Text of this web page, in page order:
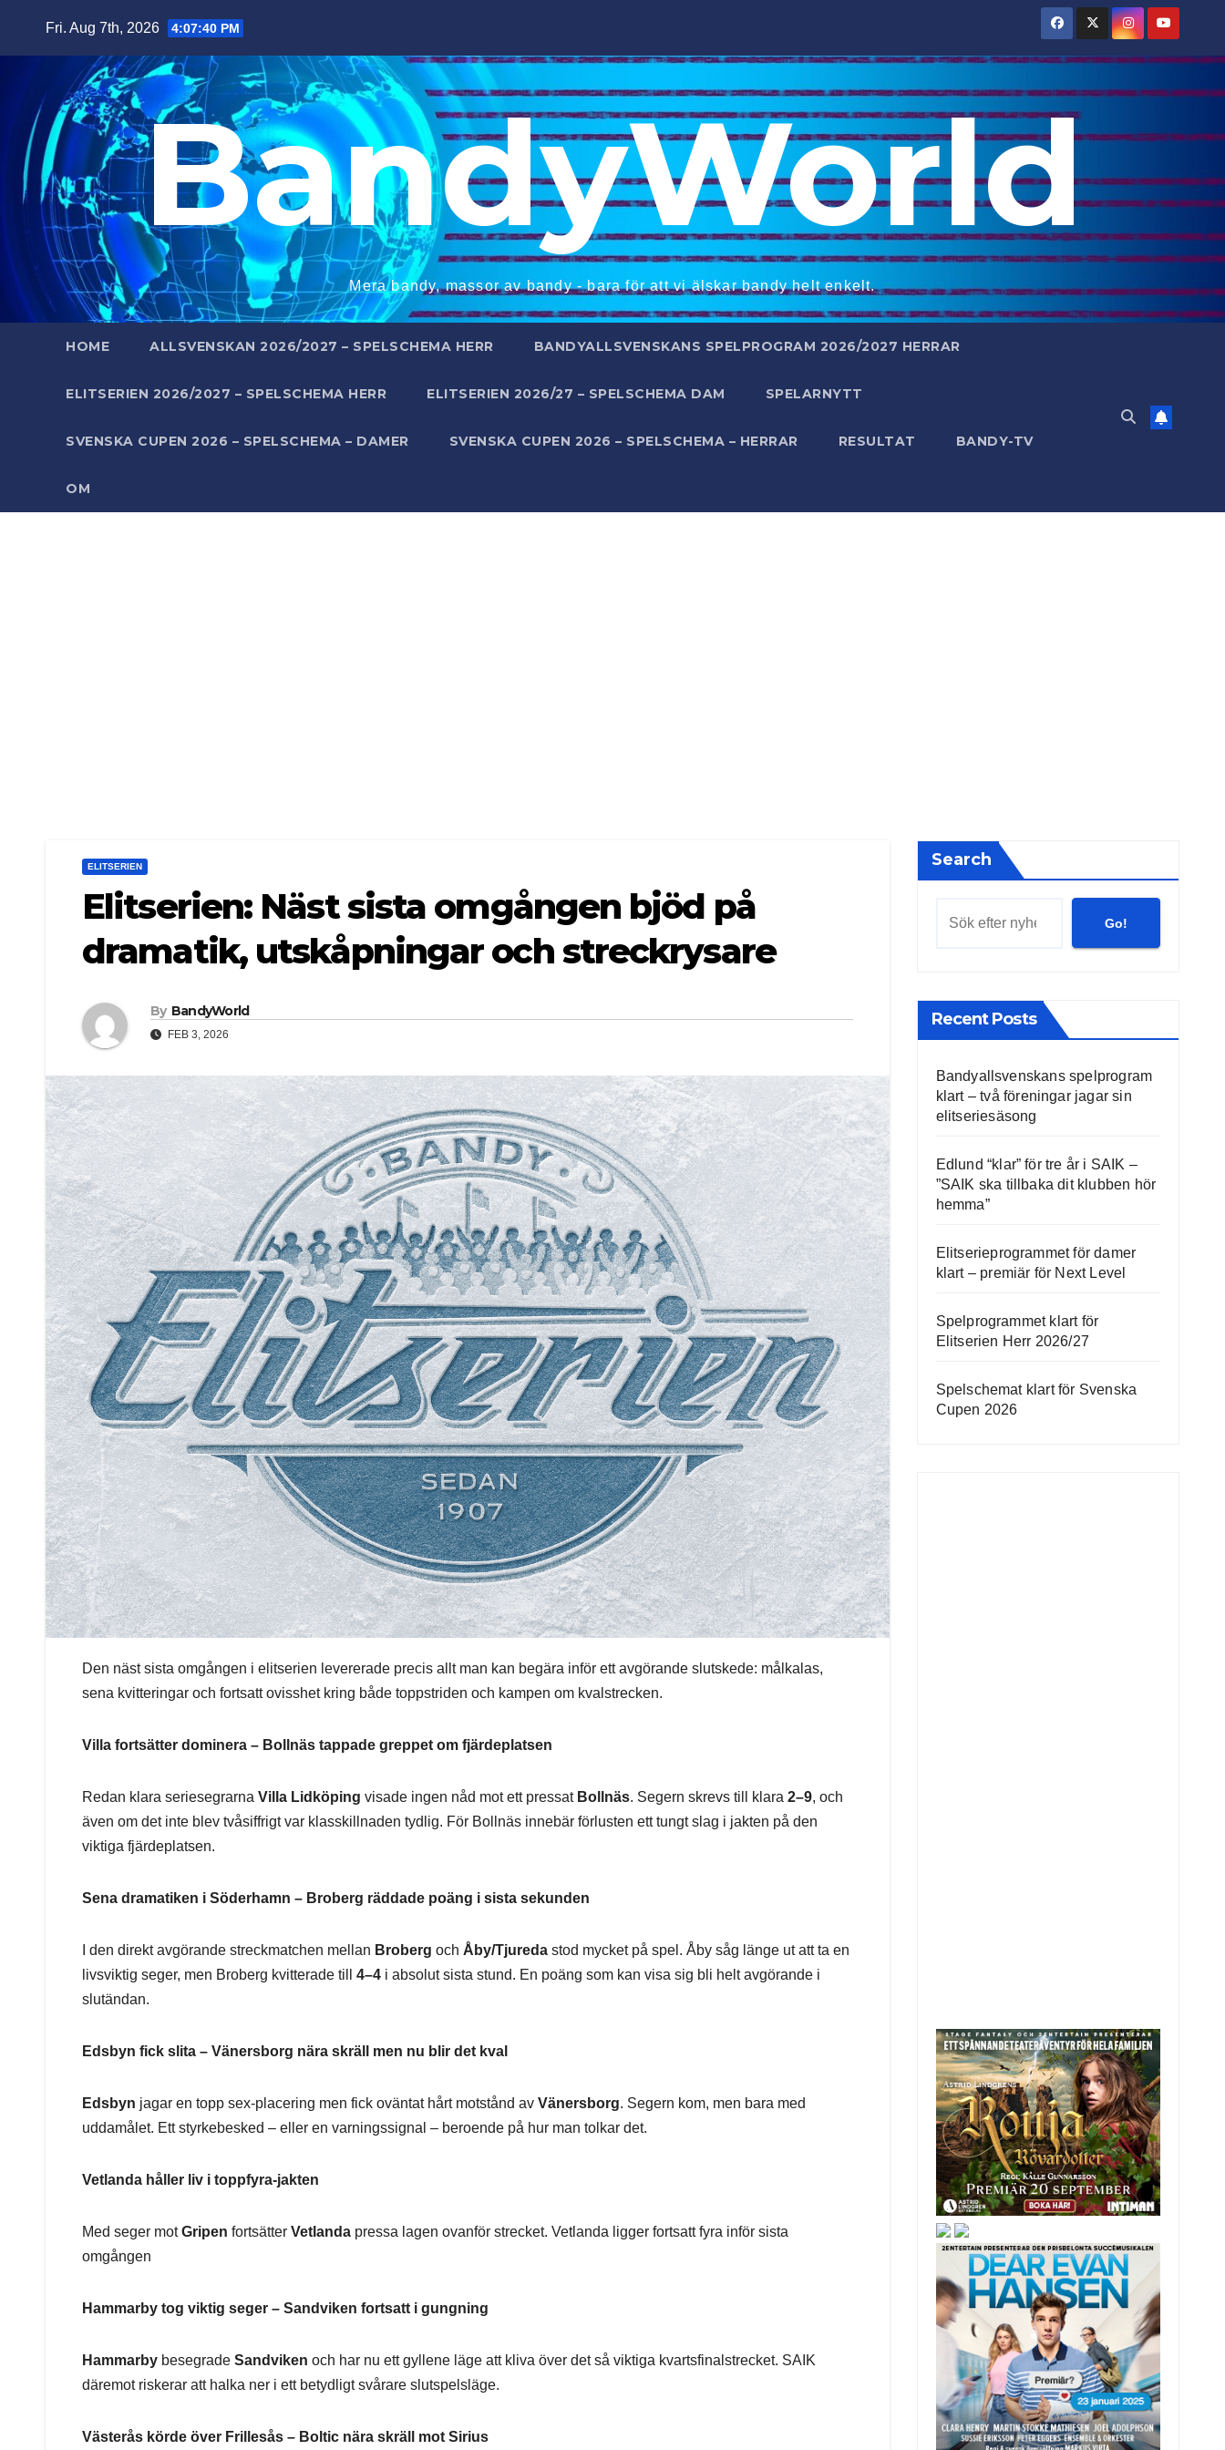
Fri. Aug 7th, 2026 4:07:41 PM
BandyWorld
Mera bandy, massor av bandy - bara för att vi älskar bandy helt enkelt.
HOME ALLSVENSKAN 2026/2027 – SPELSCHEMA HERR BANDYALLSVENSKANS SPELPROGRAM 2026/2027 HERRAR
ELITSERIEN 2026/2027 – SPELSCHEMA HERR ELITSERIEN 2026/27 – SPELSCHEMA DAM SPELARNYTT
SVENSKA CUPEN 2026 – SPELSCHEMA – DAMER SVENSKA CUPEN 2026 – SPELSCHEMA – HERRAR RESULTAT BANDY-TV
OM
ELITSERIEN
Elitserien: Näst sista omgången bjöd på
dramatik, utskåpningar och streckrysare
By BandyWorld
FEB 3, 2026
Den näst sista omgången i elitserien levererade precis allt man kan begära inför ett avgörande slutskede: målkalas,
sena kvitteringar och fortsatt ovisshet kring både toppstriden och kampen om kvalstrecken.
Villa fortsätter dominera – Bollnäs tappade greppet om fjärdeplatsen
Redan klara seriesegrarna Villa Lidköping visade ingen nåd mot ett pressat Bollnäs. Segern skrevs till klara 2–9, och
även om det inte blev tvåsiffrigt var klasskillnaden tydlig. För Bollnäs innebär förlusten ett tungt slag i jakten på den
viktiga fjärdeplatsen.
Sena dramatiken i Söderhamn – Broberg räddade poäng i sista sekunden
I den direkt avgörande streckmatchen mellan Broberg och Åby/Tjureda stod mycket på spel. Åby såg länge ut att ta en
livsviktig seger, men Broberg kvitterade till 4–4 i absolut sista stund. En poäng som kan visa sig bli helt avgörande i
slutändan.
Edsbyn fick slita – Vänersborg nära skräll men nu blir det kval
Edsbyn jagar en topp sex-placering men fick oväntat hårt motstånd av Vänersborg. Segern kom, men bara med
uddamålet. Ett styrkebesked – eller en varningssignal – beroende på hur man tolkar det.
Vetlanda håller liv i toppfyra-jakten
Med seger motGripen fortsätter Vetlanda pressa lagen ovanför strecket. Vetlanda ligger fortsatt fyra inför sista
omgången
Hammarby tog viktig seger – Sandviken fortsatt i gungning
Hammarby besegrade Sandviken och har nu ett gyllene läge att kliva över det så viktiga kvartsfinalstrecket. SAIK
däremot riskerar att halka ner i ett betydligt svårare slutspelsläge.
Västerås körde över Frillesås – Boltic nära skräll mot Sirius
Search
Go!
Recent Posts
Bandyallsvenskans spelprogram
klart – två föreningar jagar sin
elitseriesäsong
Edlund “klar” för tre år i SAIK –
”SAIK ska tillbaka dit klubben hör
hemma”
Elitserieprogrammet för damer
klart – premiär för Next Level
Spelprogrammet klart för
Elitserien Herr 2026/27
Spelschemat klart för Svenska
Cupen 2026